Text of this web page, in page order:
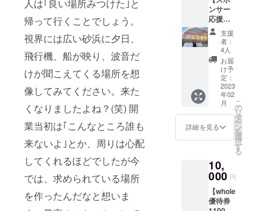
人は｢良い場所みつけた｣と
帰って行くことでしょう。
視界には広い砂浜に夕日、
飛行機、船が映り、波音だ
けが聞こえてくる場所を想
像してみてください。来た
くなりましたよね？(笑) 開
業当初は｢こんなところ誰も
来ないよ｣とか、周りは心配
してくれるほどでしたが今
では、求められている場所
を作ったんだなと想いま
せんの
でご了
承くだ
さい。
※画像は
イメー
ジで
す。
ンサー
応援
コース
小サイ
ズ】
whole吉
祥寺店
にお名
前や御
社社
名、御
社ロゴ
をイン
テリア
いたし
直筆御
礼手紙
と特別
進捗レ
ポート
支援
者：
4人
お届
け予
定：
2023
年02
月
詳細を見る
こ
の
リ
タ
ー
ン
を
選
択
す
る
10,
000 円
【whole
優待券